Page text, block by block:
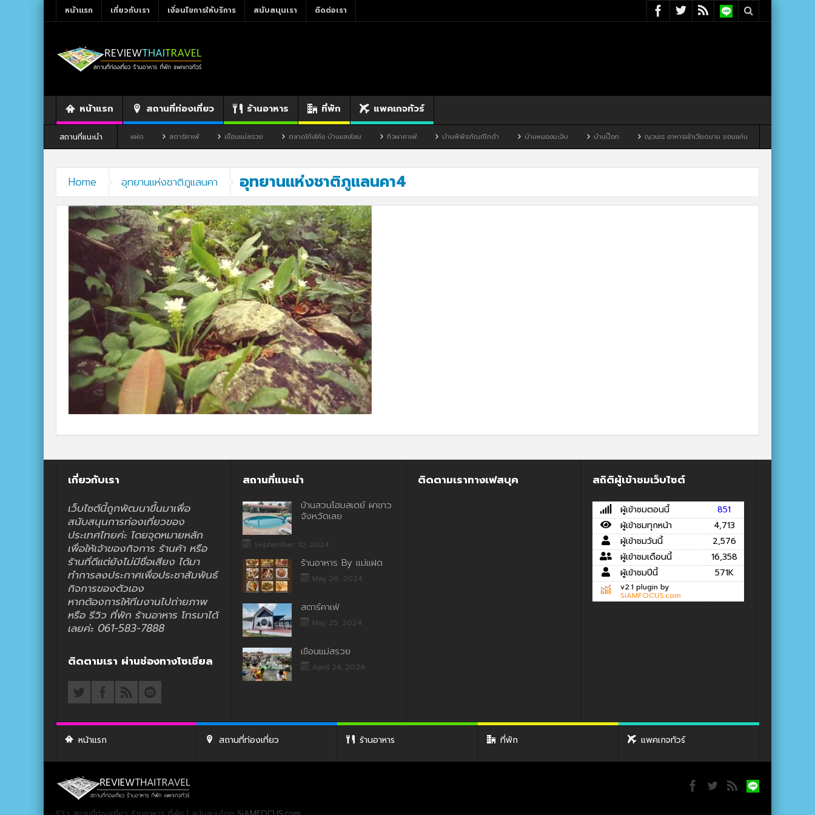
หน้าแรก เกี่ยวกับเรา เงื่อนไขการให้บริการ สนับสนุนเรา ติดต่อเรา
หน้าแรก สถานที่ท่องเที่ยว ร้านอาหาร ที่พัก แพคเกจทัวร์
สถานที่แนะนำ
ร้านอาหาร By แม่แฝด สตาร์คาเฟ่ เขื่อนแม่สรวย ตลาดโก้งโค้ง บ้านแสงโสม ทิวผาคาเฟ่ บ้านพิพิธภัณฑ์ไทดำ บ้านหนองมะจับ บ้านป๊อก ญวนเร อาหารเช้าเวียดนาม ขอนแก่น
Home อุทยานแห่งชาติภูแลนคา อุทยานแห่งชาติภูแลนคา4
เกี่ยวกับเรา
เว็บไซต์นี้ถูกพัฒนาขึ้นมาเพื่อ
สนับสนุนการท่องเที่ยวของ
ประเทศไทยค่ะ โดยจุดหมายหลัก
เพื่อให้เจ้าของกิจการ ร้านค้า หรือ
ร้านที่ดีแต่ยังไม่มีชื่อเสียง ได้มา
ทำการลงประกาศเพื่อประชาสัมพันธ์
กิจการของตัวเอง
หากต้องการให้ทีมงานไปถ่ายภาพ
หรือ รีวิว ที่พัก ร้านอาหาร โทรมาได้
เลยค่ะ 061-583-7888
ติดตามเรา ผ่านช่องทางโซเชียล
สถานที่แนะนำ
บ้านสวนโฮมสเตย์ ผาขาว
จังหวัดเลย
September 10, 2024
ร้านอาหาร By แม่แฝด
May 26, 2024
สตาร์คาเฟ่
May 25, 2024
เขื่อนแม่สรวย
April 24, 2024
ติดตามเราทางเฟสบุค สถิติผู้เข้าชมเว็บไซต์
ผู้เข้าชมตอนนี้
851
ผู้เข้าชมทุกหน้า
4,713
ผู้เข้าชมวันนี้
2,576
ผู้เข้าชมเดือนนี้
16,358
ผู้เข้าชมปีนี้
571K
v2.1 plugin by
SiAMFOCUS.com
หน้าแรก สถานที่ท่องเที่ยว ร้านอาหาร ที่พัก แพคเกจทัวร์